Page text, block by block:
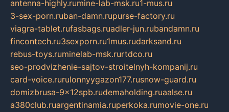
antenna-highly.rumine-lab-msk.ru1-mus.ru
3-sex-porn.ruban-damn.rupurse-factory.ru
viagra-tablet.rufasbags.ruadler-jun.rubandamn.ru
fincontech.ru3sexporn.ru1mus.rudarksand.ru
rebus-toys.ruminelab-msk.rurtdco.ru
seo-prodvizhenie-sajtov-stroitelnyh-kompanij.ru
card-voice.rurulonnyygazon177.rusnow-guard.ru
domizbrusa-9x12spb.rudemaholding.ruaalse.ru
a380club.ruargentinamia.ruperkoka.rumovie-one.ru